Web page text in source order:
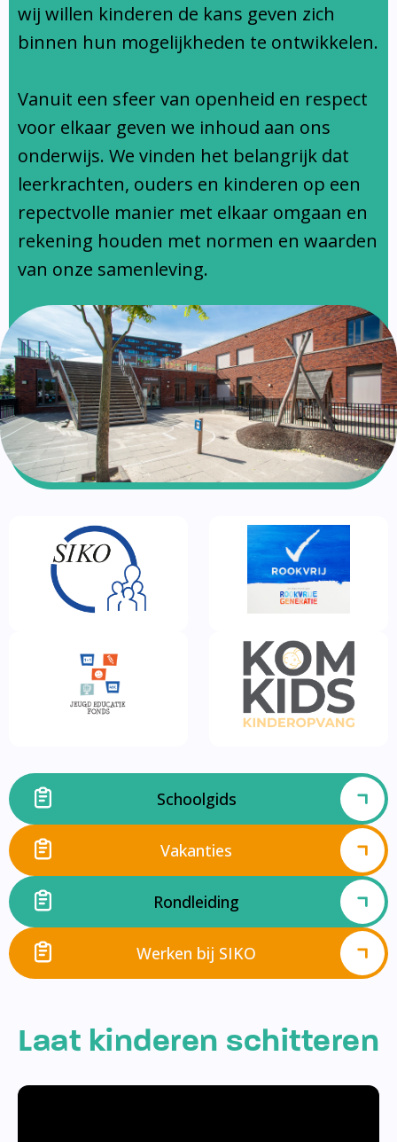
Ondersteuningsprofiel
wij willen kinderen de kans geven zich
binnen hun mogelijkheden te ontwikkelen.
Vanuit een sfeer van openheid en respect
voor elkaar geven we inhoud aan ons
onderwijs. We vinden het belangrijk dat
leerkrachten, ouders en kinderen op een
repectvolle manier met elkaar omgaan en
rekening houden met normen en waarden
van onze samenleving.
Schoolgids
Vakanties
Rondleiding
Werken bij SIKO
Laat kinderen schitteren